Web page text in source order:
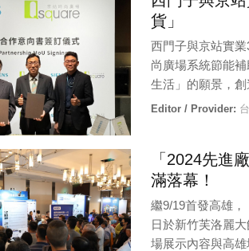
貨」
西門子與京站實
尚廣場系統節能
生活」的願景，
Editor / Provider:
「2024先進
滿落幕！
繼9/19首發高雄
日於新竹芙洛麗
場展示內容與高